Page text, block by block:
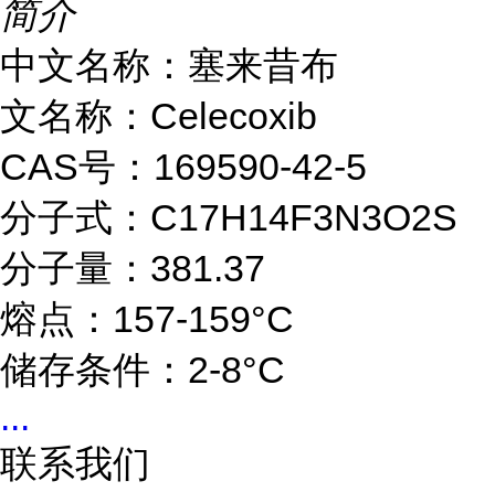
简介
中文名称：塞来昔布
文名称：Celecoxib
CAS号：169590-42-5
分子式：C17H14F3N3O2S
分子量：381.37
熔点：157-159°C
储存条件：2-8°C
...
联系我们